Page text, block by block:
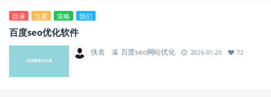
目录 注重 策略 我们
百度seo优化软件
佚名 百度seo网站优化 2026-01-20 72